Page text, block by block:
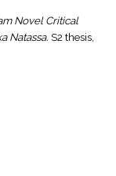
Novel Critical
Natassa. S2 thesis,